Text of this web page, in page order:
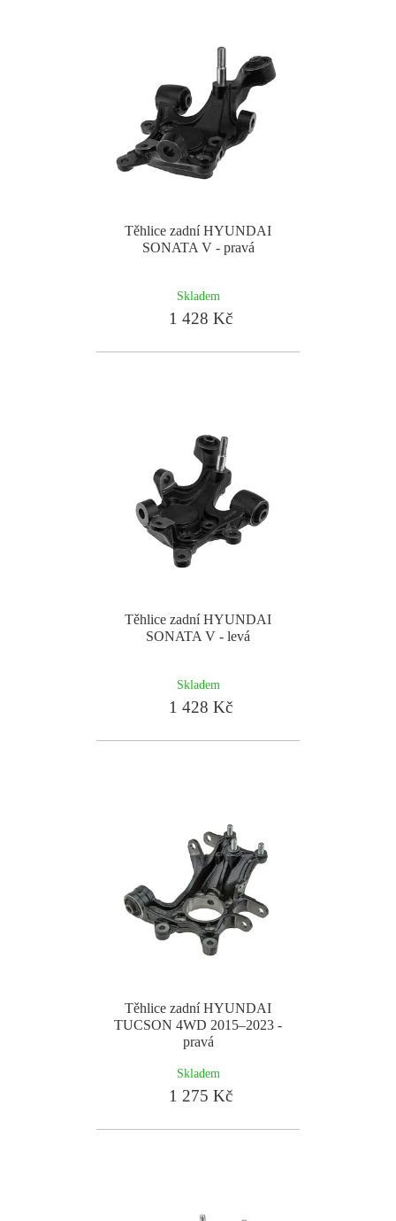
Těhlice zadní HYUNDAI
SONATA V - pravá
Skladem
1 428 Kč
Těhlice zadní HYUNDAI
SONATA V - levá
Skladem
1 428 Kč
Těhlice zadní HYUNDAI
TUCSON 4WD 2015–2023 -
pravá
Skladem
1 275 Kč